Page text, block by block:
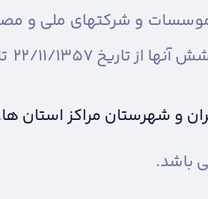
و شرکتهای ملی و
11/1357 تا کنون)
و شهرستان مراکز استان
باشد.